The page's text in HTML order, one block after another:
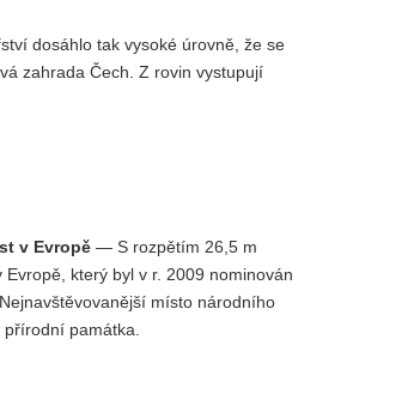
dosáhlo tak vysoké úrovně, že se
zahrada Čech. Z rovin vystupují
v Evropě — S rozpětím 26,5 m
který byl v r. 2009 nominován
místo národního
památka.